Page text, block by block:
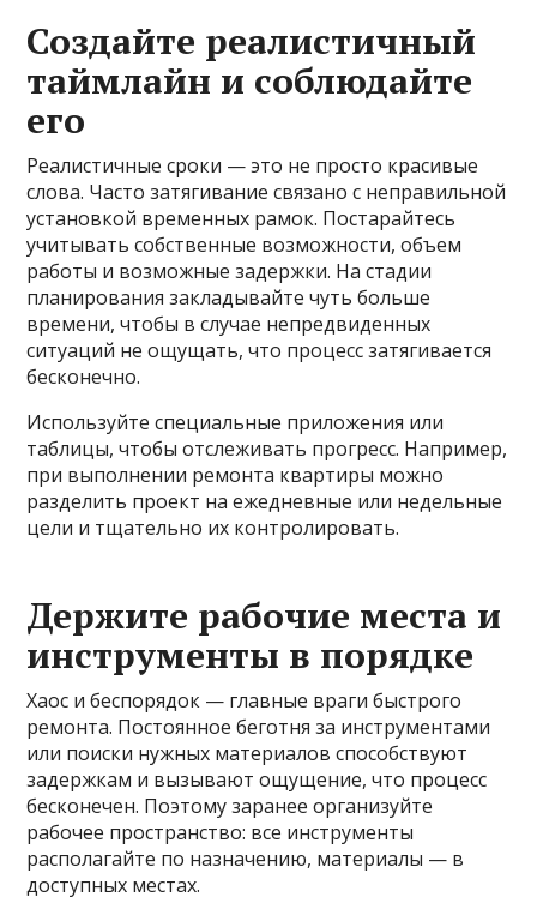
Создайте реалистичный
таймлайн и соблюдайте
его
Реалистичные сроки — это не просто красивые
слова. Часто затягивание связано с неправильной
установкой временных рамок. Постарайтесь
учитывать собственные возможности, объем
работы и возможные задержки. На стадии
планирования закладывайте чуть больше
времени, чтобы в случае непредвиденных
ситуаций не ощущать, что процесс затягивается
бесконечно.
Используйте специальные приложения или
таблицы, чтобы отслеживать прогресс. Например,
при выполнении ремонта квартиры можно
разделить проект на ежедневные или недельные
цели и тщательно их контролировать.
Держите рабочие места и
инструменты в порядке
Хаос и беспорядок — главные враги быстрого
ремонта. Постоянное беготня за инструментами
или поиски нужных материалов способствуют
задержкам и вызывают ощущение, что процесс
бесконечен. Поэтому заранее организуйте
рабочее пространство: все инструменты
располагайте по назначению, материалы — в
доступных местах.